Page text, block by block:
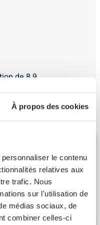
À propos des cookies
le contenu
relatives aux
trafic. Nous
sur l'utilisation de
médias sociaux, de
combiner celles-ci
de 8.9
sous-lavabo peu
- 2 tiroirs softclose -
pour siphon -
de chêne noir